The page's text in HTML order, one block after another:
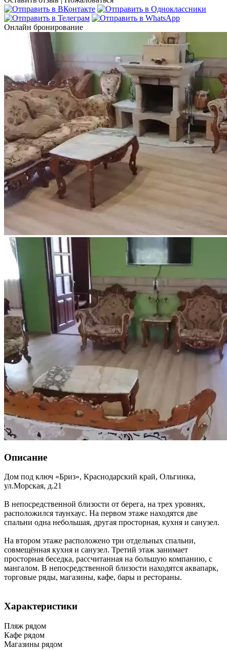
Онлайн бронирование
Описание
Дом под ключ «Бриз», Краснодарский край, Ольгинка,
ул.Морская, д.21
В непосредственной близости от берега, на трех уровнях,
расположился таунхаус. На первом этаже находятся две
спальни одна небольшая, другая просторная, кухня и санузел.
На втором этаже расположено три отдельных спальни,
совмещённая кухня и санузел. Третий этаж занимает
просторная беседка, рассчитанная на большую компанию, с
мангалом. В непосредственной близости находятся аквапарк,
торговые ряды, магазины, кафе, бары и рестораны.
Характеристики
Пляж рядом
Кафе рядом
Магазины рядом